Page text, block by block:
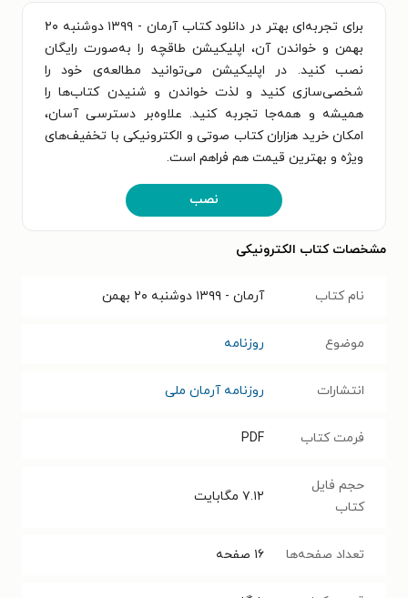
برای تجربه‌ای بهتر در دانلود کتاب آرمان - ۱۳۹۹ دوشنبه ۲۰
بهمن و خواندن آن، اپلیکیشن طاقچه را به‌صورت رایگان
نصب کنید. در اپلیکیشن می‌توانید مطالعه‌ی خود را
شخصی‌سازی کنید و لذت خواندن و شنیدن کتاب‌ها را
همیشه و همه‌جا تجربه کنید. علاوه‌بر دسترسی آسان،
امکان خرید هزاران کتاب صوتی و الکترونیکی با تخفیف‌های
ویژه و بهترین قیمت هم فراهم است.
نصب
مشخصات کتاب الکترونیکی
نام کتاب آرمان - ۱۳۹۹ دوشنبه ۲۰ بهمن
موضوع روزنامه
انتشارات روزنامه آرمان ملی
فرمت کتاب PDF
حجم فایل
کتاب
۷.۱۲ مگابایت
تعداد صفحه‌ها ۱۶ صفحه